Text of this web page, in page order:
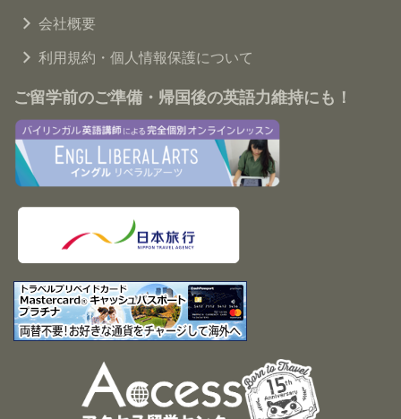
会社概要
利用規約・個人情報保護について
ご留学前のご準備・帰国後の英語力維持にも！